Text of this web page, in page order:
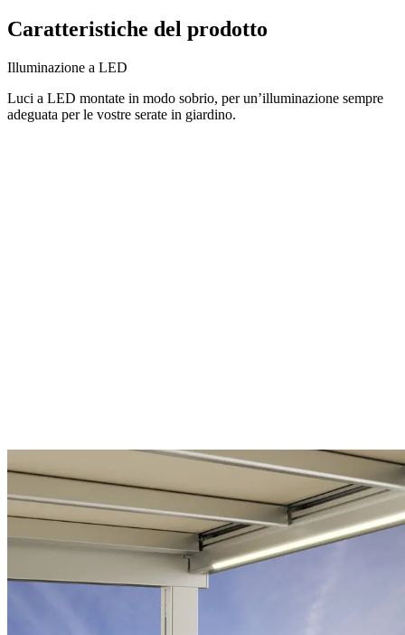
Caratteristiche del prodotto
Illuminazione a LED
Luci a LED montate in modo sobrio, per un’illuminazione sempre
adeguata per le vostre serate in giardino.